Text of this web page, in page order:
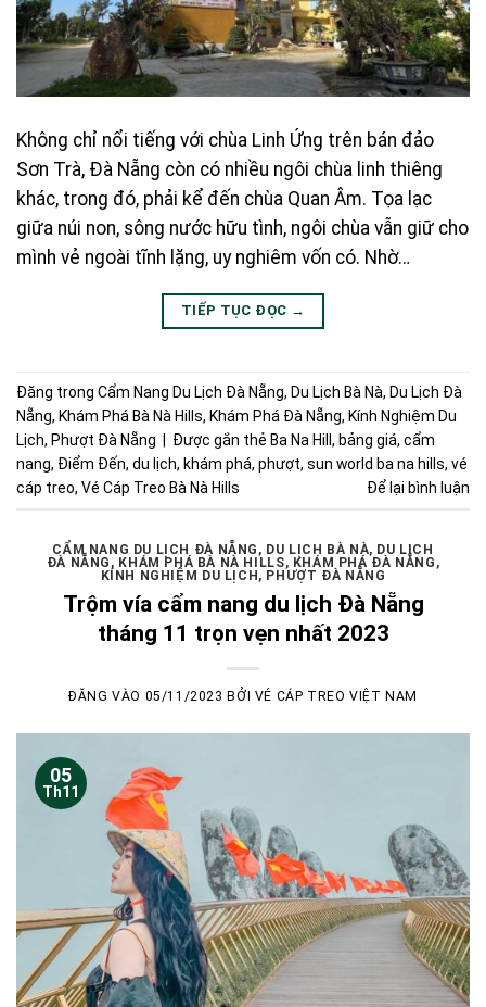
Không chỉ nổi tiếng với chùa Linh Ứng trên bán đảo
Sơn Trà, Đà Nẵng còn có nhiều ngôi chùa linh thiêng
khác, trong đó, phải kể đến chùa Quan Âm. Tọa lạc
giữa núi non, sông nước hữu tình, ngôi chùa vẫn giữ cho
mình vẻ ngoài tĩnh lặng, uy nghiêm vốn có. Nhờ…
TIẾP TỤC ĐỌC →
Đăng trong Cẩm Nang Du Lịch Đà Nẵng, Du Lịch Bà Nà, Du Lịch Đà
Nẵng, Khám Phá Bà Nà Hills, Khám Phá Đà Nẵng, Kính Nghiệm Du
Lịch, Phượt Đà Nẵng Được gắn thẻ Ba Na Hill , bảng giá, cẩm
nang, Điểm Đến, du lịch, khám phá, phượt, sun world ba na hills, vé
cáp treo, Vé Cáp Treo Bà Nà Hills Để lại bình luận
CẨM NANG DU LỊCH ĐÀ NẴNG , DU LỊCH BÀ NÀ, DU LỊCH
ĐÀ NẴNG , KHÁM PHÁ BÀ NÀ HILLS, KHÁM PHÁ ĐÀ NẴNG ,
KÍNH NGHIỆM DU LỊCH , PHƯỢT ĐÀ NẴNG
Trộm vía cẩm nang du lịch Đà Nẵng
tháng 11 trọn vẹn nhất 2023
ĐĂNG VÀO 05/11/2023 BỞI VÉ CÁP TREO VIỆT NAM
05
Th11